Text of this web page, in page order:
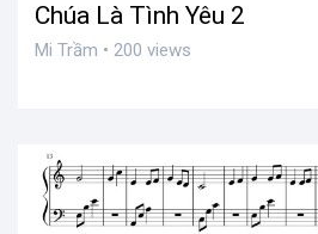
Chúa Là Tình Yêu 2
Mi Trầm • 200 views